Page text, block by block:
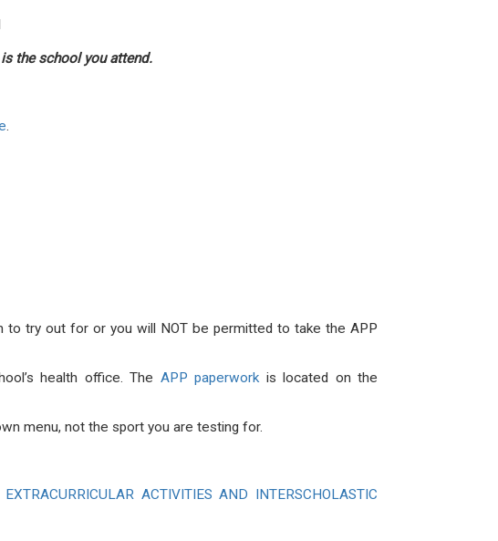
the school you attend.
.
try out for or you will NOT be permitted to take the APP
health office. The APP paperworkis located on the
menu, not the sport you are testing for.
ACTIVITIES AND INTERSCHOLASTIC